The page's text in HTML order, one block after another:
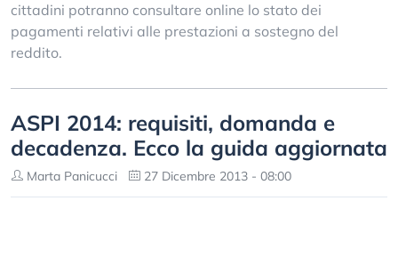
cittadini potranno consultare online lo stato dei
pagamenti relativi alle prestazioni a sostegno del
reddito.
ASPI 2014: requisiti, domanda e
decadenza. Ecco la guida aggiornata
Marta Panicucci 27 Dicembre 2013 - 08:00